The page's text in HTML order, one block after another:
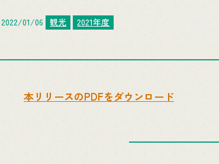
2022/01/06 観光 2021年度
本リリースのPDFをダウンロード